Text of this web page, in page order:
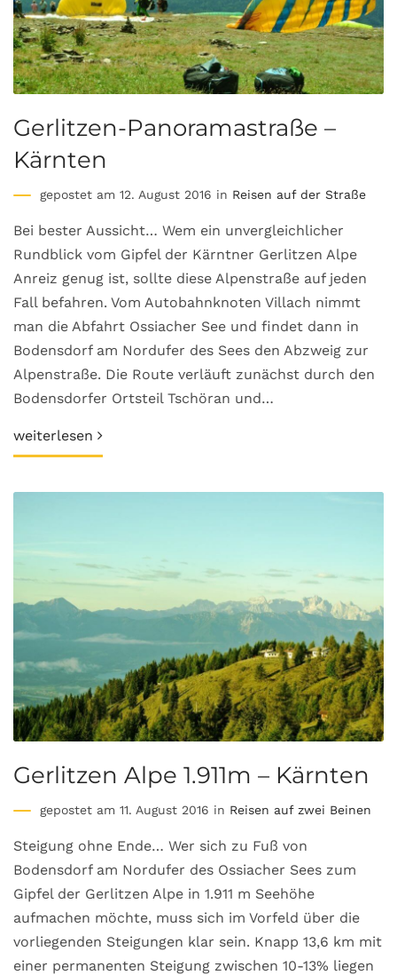
Gerlitzen-Panoramastraße –
Kärnten
gepostet am 12. August 2016 in Reisen auf der Straße
Bei bester Aussicht… Wem ein unvergleichlicher
Rundblick vom Gipfel der Kärntner Gerlitzen Alpe
Anreiz genug ist, sollte diese Alpenstraße auf jeden
Fall befahren. Vom Autobahnknoten Villach nimmt
man die Abfahrt Ossiacher See und findet dann in
Bodensdorf am Nordufer des Sees den Abzweig zur
Alpenstraße. Die Route verläuft zunächst durch den
Bodensdorfer Ortsteil Tschöran und…
weiterlesen
Gerlitzen Alpe 1.911m – Kärnten
gepostet am 11. August 2016 in Reisen auf zwei Beinen
Steigung ohne Ende… Wer sich zu Fuß von
Bodensdorf am Nordufer des Ossiacher Sees zum
Gipfel der Gerlitzen Alpe in 1.911 m Seehöhe
aufmachen möchte, muss sich im Vorfeld über die
vorliegenden Steigungen klar sein. Knapp 13,6 km mit
einer permanenten Steigung zwischen 10-13% liegen